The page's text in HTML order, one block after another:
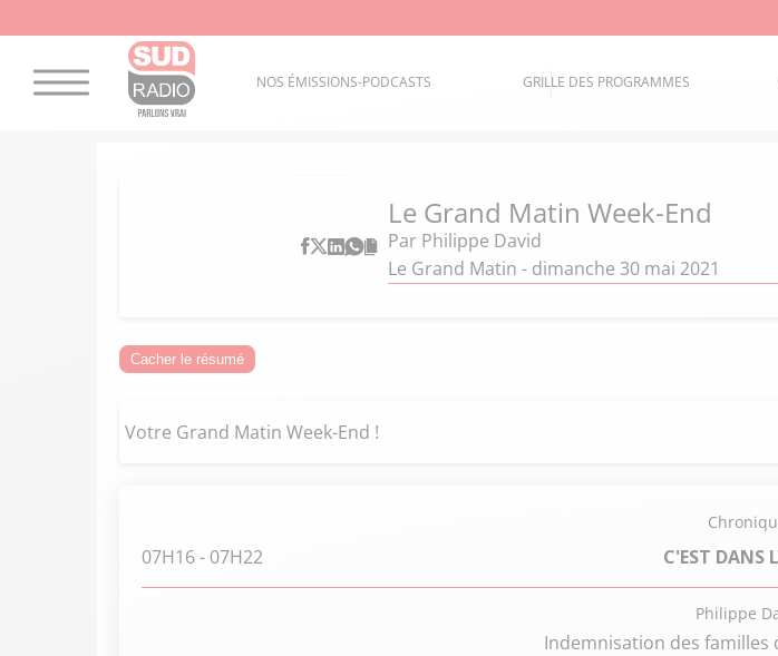
NOS ÉMISSIONS-PODCASTS GRILLE DES PROGRAMMES
Le Grand Matin Week-End
Par Philippe David
Le Grand Matin - dimanche 30 mai 2021
Cacher le résumé
Votre Grand Matin Week-End !
07H16- 07H22 C'EST DANS
Philippe
Indemnisation des familles